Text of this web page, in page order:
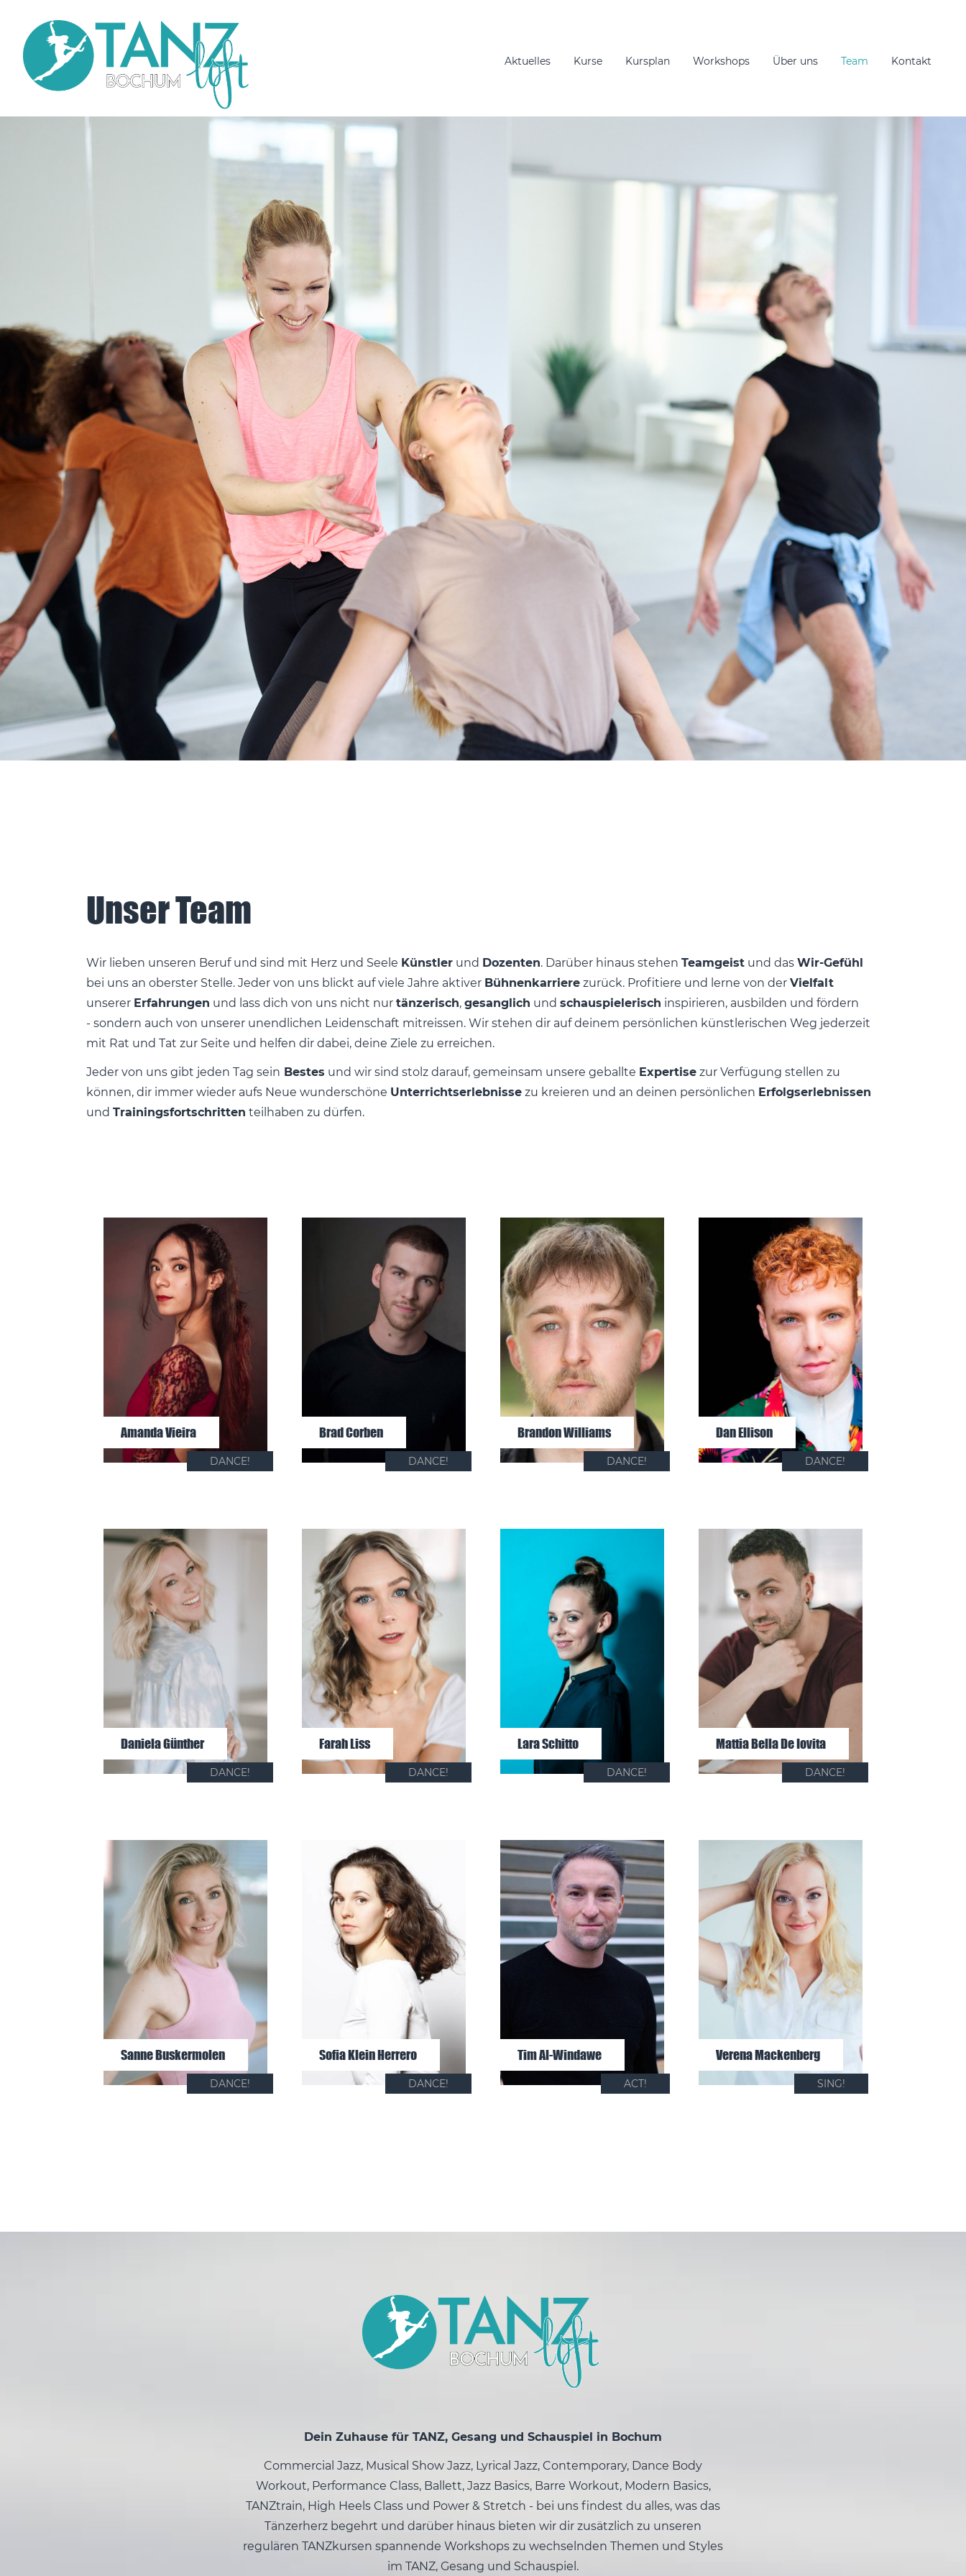
Inhalt
navigation
Aktuelles Kurse Kursplan Workshops Über uns Team Kontakt
Unser Team
Wir lieben unseren Beruf und sind mit Herz und Seele Künstler und Dozenten. Darüber hinaus stehen Teamgeist und das Wir-Gefühl
bei uns an oberster Stelle. Jeder von uns blickt auf viele Jahre aktiver Bühnenkarriere zurück. Profitiere und lerne von der Vielfalt
unserer Erfahrungen und lass dich von uns nicht nur tänzerisch, gesanglich und schauspielerisch inspirieren, ausbilden und fördern
- sondern auch von unserer unendlichen Leidenschaft mitreissen. Wir stehen dir auf deinem persönlichen künstlerischen Weg jederzeit
mit Rat und Tat zur Seite und helfen dir dabei, deine Ziele zu erreichen.
Jeder von uns gibt jeden Tag sein Bestes und wir sind stolz darauf, gemeinsam unsere geballte Expertise zur Verfügung stellen zu
können, dir immer wieder aufs Neue wunderschöne Unterrichtserlebnisse zu kreieren und an deinen persönlichen Erfolgserlebnissen
und Trainingsfortschritten teilhaben zu dürfen.
Amanda Vieira
DANCE!
Brad Corben
DANCE!
Brandon Williams
DANCE!
Dan Ellison
DANCE!
Daniela Günther
DANCE!
Farah Liss
DANCE!
Lara Schitto
DANCE!
Mattia Bella De Iovita
DANCE!
Sanne Buskermolen
DANCE!
Sofia Klein Herrero
DANCE!
Tim Al-Windawe
ACT!
Verena Mackenberg
SING!
Dein Zuhause für TANZ, Gesang und Schauspiel in Bochum
Commercial Jazz, Musical Show Jazz, Lyrical Jazz, Contemporary, Dance Body
Workout, Performance Class, Ballett, Jazz Basics, Barre Workout, Modern Basics,
TANZtrain, High Heels Class und Power & Stretch - bei uns findest du alles, was das
Tänzerherz begehrt und darüber hinaus bieten wir dir zusätzlich zu unseren
regulären TANZkursen spannende Workshops zu wechselnden Themen und Styles
im TANZ, Gesang und Schauspiel.